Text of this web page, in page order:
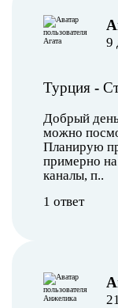
9
Турция -
Добрый
можно
Планирую
примерно
каналы, п..
1 ответ